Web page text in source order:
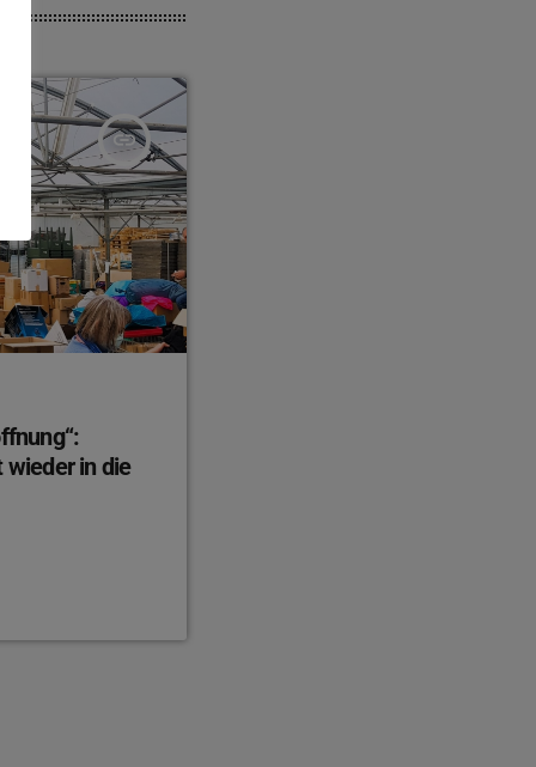
insert_link
wieder in die